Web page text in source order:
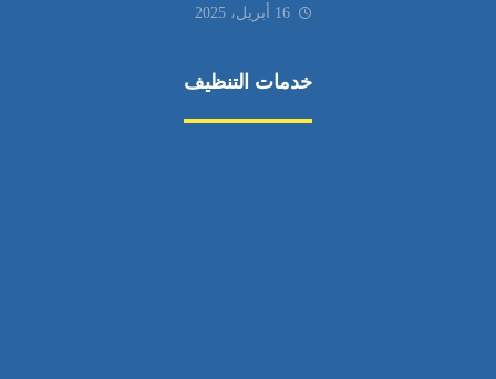
16 أبريل، 2025
خدمات التنظيف